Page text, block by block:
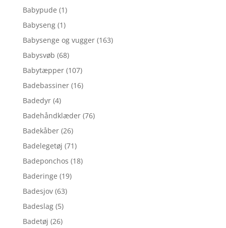
Babypude (1)
Babyseng (1)
Babysenge og vugger (163)
Babysvøb (68)
Babytæpper (107)
Badebassiner (16)
Badedyr (4)
Badehåndklæder (76)
Badekåber (26)
Badelegetøj (71)
Badeponchos (18)
Baderinge (19)
Badesjov (63)
Badeslag (5)
Badetøj (26)